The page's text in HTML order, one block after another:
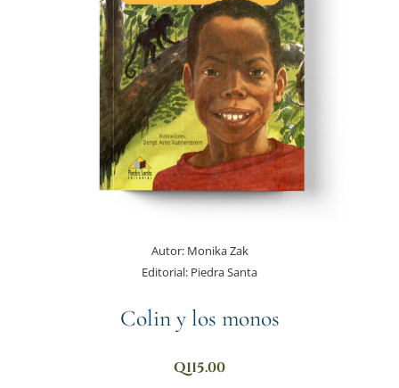
Autor:Monika Zak
Editorial: Piedra Santa
Colin y los monos
Q115.00